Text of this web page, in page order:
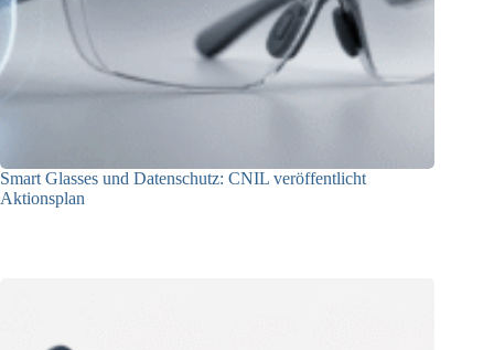
Smart Glasses und Datenschutz: CNIL veröffentlicht
Aktionsplan